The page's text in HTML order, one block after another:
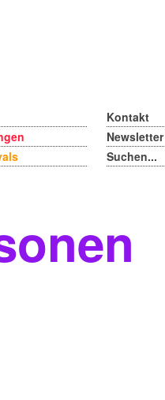
Kontakt
Newsletter